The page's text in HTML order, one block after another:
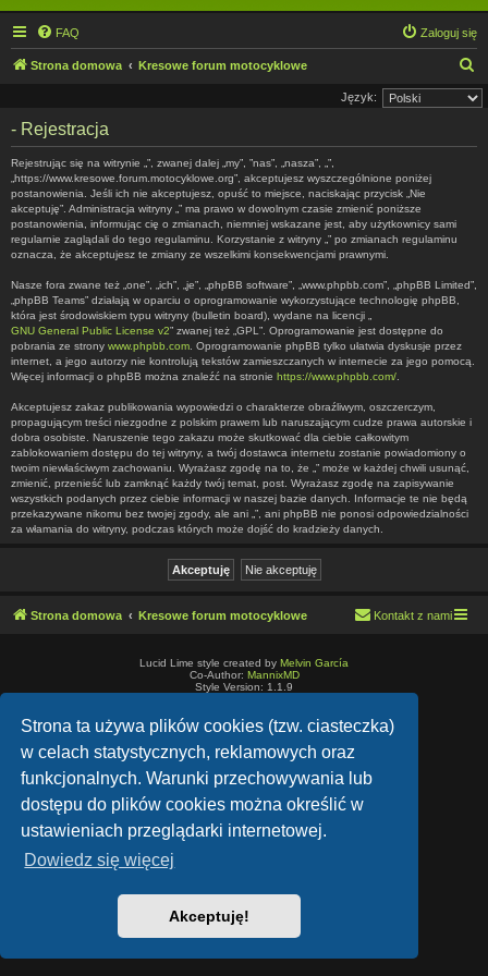
Strona ta używa plików cookies (tzw. ciasteczka)
w celach statystycznych, reklamowych oraz
funkcjonalnych. Warunki przechowywania lub
dostępu do plików cookies można określić w
ustawieniach przeglądarki internetowej.
Dowiedz się więcej
Akceptuję!
FAQ Zaloguj się
Strona domowa Kresowe forum motocyklowe
z
Język:
- Rejestracja
Rejestrując się na witrynie „”, zwanej dalej „my”, ”nas”, „nasza”, „”,
„https://www.kresowe.forum.motocyklowe.org”, akceptujesz wyszczególnione poniżej
postanowienia. Jeśli ich nie akceptujesz, opuść to miejsce, naciskając przycisk „Nie
akceptuję”. Administracja witryny „” ma prawo w dowolnym czasie zmienić poniższe
postanowienia, informując cię o zmianach, niemniej wskazane jest, aby użytkownicy sami
regularnie zaglądali do tego regulaminu. Korzystanie z witryny „” po zmianach regulaminu
oznacza, że akceptujesz te zmiany ze wszelkimi konsekwencjami prawnymi.
Nasze fora zwane też „one”, „ich”, „je”, „phpBB software”, „www.phpbb.com”, „phpBB Limited”,
„phpBB Teams” działają w oparciu o oprogramowanie wykorzystujące technologię phpBB,
która jest środowiskiem typu witryny (bulletin board), wydane na licencji „
GNU General Public License v2” zwanej też „GPL”. Oprogramowanie jest dostępne do
pobrania ze strony www.phpbb.com . Oprogramowanie phpBB tylko ułatwia dyskusje przez
internet, a jego autorzy nie kontrolują tekstów zamieszczanych w internecie za jego pomocą.
Więcej informacji o phpBB można znaleźć na stronie https://www.phpbb.com/
Akceptujesz zakaz publikowania wypowiedzi o charakterze obraźliwym, oszczerczym,
propagującym treści niezgodne z polskim prawem lub naruszającym cudze prawa autorskie i
dobra osobiste. Naruszenie tego zakazu może skutkować dla ciebie całkowitym
zablokowaniem dostępu do tej witryny, a twój dostawca internetu zostanie powiadomiony o
twoim niewłaściwym zachowaniu. Wyrażasz zgodę na to, że „” może w każdej chwili usunąć,
zmienić, przenieść lub zamknąć każdy twój temat, post. Wyrażasz zgodę na zapisywanie
wszystkich podanych przez ciebie informacji w naszej bazie danych. Informacje te nie będą
przekazywane nikomu bez twojej zgody, ale ani „”, ani phpBB nie ponosi odpowiedzialności
za włamania do witryny, podczas których może dojść do kradzieży danych.
Strona domowa Kresowe forum motocyklowe Kontakt z nami
Lucid Lime style created by Melvin García
Co-Author: MannixMD
Style Version: 1.1.9
Polski pakiet językowy dostarcza
phpBB.pl